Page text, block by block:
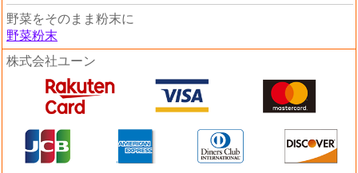
野菜をそのまま粉末に
野菜粉末
株式会社ユーン